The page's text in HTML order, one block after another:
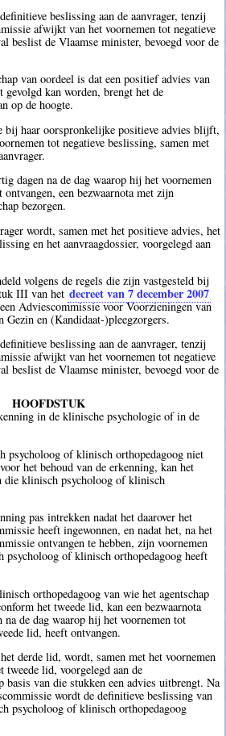
beslissing aan de aanvrager, tenzij
afwijkt van het voornemen tot negatieve
beslist de Vlaamse minister, bevoegd voor de
van oordeel is dat een positief advies van
gevolgd kan worden, brengt het de
op de hoogte.
bij haar oorspronkelijke positieve advies blijft,
tot negatieve beslissing, samen met
dagen na de dag waarop hij het voornemen
een bezwaarnota met zijn
bezorgen.
wordt, samen met het positieve advies, het
en het aanvraagdossier, voorgelegd aan
volgens de regels die zijn vastgesteld bij
III van het decreet van 7 december 2007
Adviescommissie voor Voorzieningen van
en (Kandidaat-)pleegzorgers.
beslissing aan de aanvrager, tenzij
afwijkt van het voornemen tot negatieve
beslist de Vlaamse minister, bevoegd voor de
HOOFDSTUK
in de klinische psychologie of in de
psycholoog of klinisch orthopedagoog niet
het behoud van de erkenning, kan het
die klinisch psycholoog of klinisch
pas intrekken nadat het daarover het
heeft ingewonnen, en nadat het, na het
ontvangen te hebben, zijn voornemen
psycholoog of klinisch orthopedagoog heeft
orthopedagoog van wie het agentschap
het tweede lid, kan een bezwaarnota
de dag waarop hij het voornemen tot
lid, heeft ontvangen.
derde lid, wordt, samen met het voornemen
lid, voorgelegd aan de
basis van die stukken een advies uitbrengt. Na
wordt de definitieve beslissing van
psycholoog of klinisch orthopedagoog